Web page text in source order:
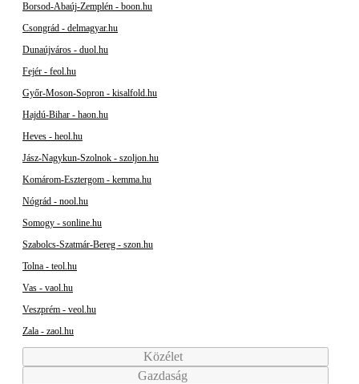
Borsod-Abaúj-Zemplén - boon.hu
Csongrád - delmagyar.hu
Dunaújváros - duol.hu
Fejér - feol.hu
Győr-Moson-Sopron - kisalfold.hu
Hajdú-Bihar - haon.hu
Heves - heol.hu
Jász-Nagykun-Szolnok - szoljon.hu
Komárom-Esztergom - kemma.hu
Nógrád - nool.hu
Somogy - sonline.hu
Szabolcs-Szatmár-Bereg - szon.hu
Tolna - teol.hu
Vas - vaol.hu
Veszprém - veol.hu
Zala - zaol.hu
Közélet
Gazdaság